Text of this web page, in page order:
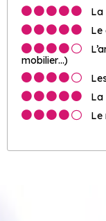
La
Le
mobilier…)
La
Le